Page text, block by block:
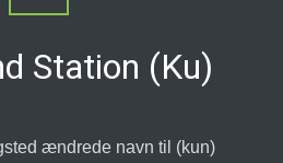
Station (Ku)
ændrede navn til (kun)